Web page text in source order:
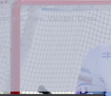
Ambrosoli F., Ambrosoli R.,
Pirro, Vaccani, Costa,